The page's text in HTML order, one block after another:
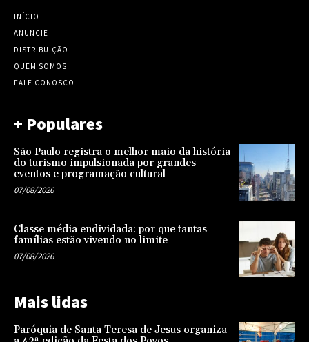
INÍCIO
ANUNCIE
DISTRIBUIÇÃO
QUEM SOMOS
FALE CONOSCO
+ Populares
São Paulo registra o melhor maio da história
do turismo impulsionada por grandes
eventos e programação cultural
07/08/2026
Classe média endividada: por que tantas
famílias estão vivendo no limite
07/08/2026
Mais lidas
Paróquia de Santa Teresa de Jesus organiza